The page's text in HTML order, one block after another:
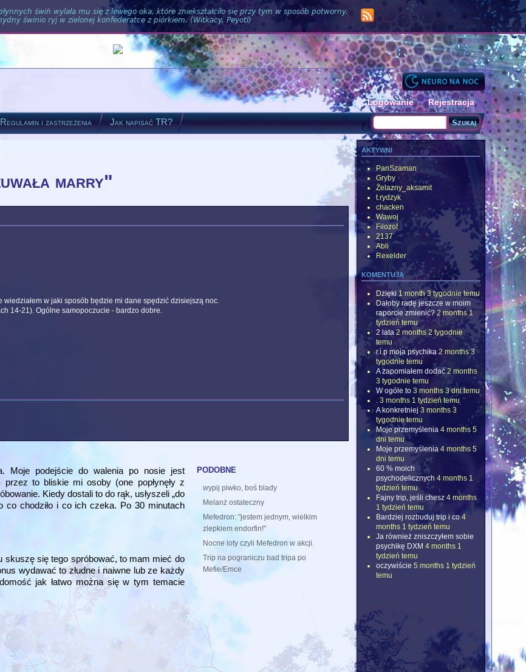
świń wylała mu się z lewego oka, które zniekształciło się przy tym w sposób potworny.
świnio ryj w zielonej konfederatce z piórkiem. (Witkacy, Peyotl)
Logowanie Rejestracja
Regulamin i zastrzeżenia Jak napisać TR?
Formularz wyszukiwania
marry"
w jaki sposób będzie mi dane spędzić dzisiejszą noc.
14-21). Ogólne samopoczucie - bardzo dobre.
podobne
wypij piwko, boś blady
Melanż ostateczny
Mefedron: "jestem jednym, wielkim
zlepkiem endorfin!"
Nocne loty czyli Mefedron w akcji.
Trip na pograniczu bad tripa po
Mefie/Emce
Moje podejście do walenia po nosie jest
to bliskie mi osoby (one popłynęły z
Kiedy dostali to do rąk, usłyszeli „do
co chodziło i co ich czeka. Po 30 minutach
skuszę się tego spróbować, to mam mieć do
wydawać to złudne i naiwne lub ze każdy
jak łatwo można się w tym temacie
aktywni
PanSzaman
Gryby
Żelazny_aksamit
t.rydzyk
chacken
Wawoj
Filozof
2137
Abli
Rexelder
komentują
Dzięki 1 month 3 tygodnie temu
Dałoby radę jeszcze w moim
raporcie zmienić? 2 months 1
tydzień temu
2 lata 2 months 2 tygodnie
temu
r.i.p moja psychika 2 months 3
tygodnie temu
A zapomiałem dodać 2 months
3 tygodnie temu
W ogóle to 3 months 3 dni temu
3 months 1 tydzień temu
A konkretniej 3 months 3
tygodnie temu
Moje przemyślenia 4 months 5
dni temu
Moje przemyślenia 4 months 5
dni temu
60 % moich
psychodelicznych 4 months 1
tydzień temu
Fajny trip, jeśli chesz 4 months
1 tydzień temu
Bardziej rozbuduj trip i co 4
months 1 tydzień temu
Ja również zniszczyłem sobie
psychikę DXM 4 months 1
tydzień temu
oczywiście 5 months 1 tydzień
temu